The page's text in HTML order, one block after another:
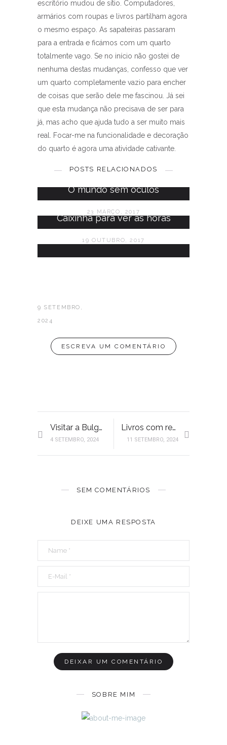
escritório mudou de sítio. Computadores,
armários com roupas e livros partilham agora
o mesmo espaço. As sapateiras passaram
para a entrada e ficámos com um quarto
totalmente vago. Se no início não gostei de
nenhuma destas mudanças, confesso que ver
um quarto completamente vazio para encher
de coisas que serão dele me fascinou. Já sei
que esta mudança não precisava de ser para
já, mas acho que ajuda tudo a ser muito mais
real. Focar-me na funcionalidade e decoração
do quarto é agora uma atividade cativante.
POSTS RELACIONADOS
O mundo sem óculos
23 MARÇO, 2017
Caixinha para ver as horas
19 OUTUBRO, 2017
9 SETEMBRO,
2024
ESCREVA UM COMENTÁRIO
Visitar a Bulgária – roteiro 4 dias
4 SETEMBRO, 2024
Livros com realismo mágico
11 SETEMBRO, 2024
SEM COMENTÁRIOS
DEIXE UMA RESPOSTA
SOBRE MIM